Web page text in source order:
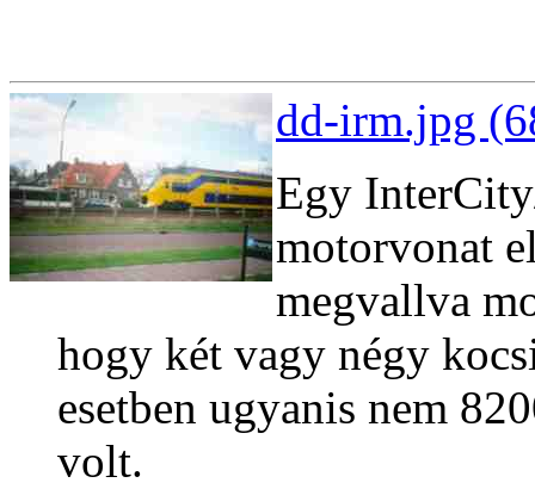
dd-irm.jpg
Egy
motorvonat
megvallva
hogy két vagy négy
esetben ugyanis nem
volt.